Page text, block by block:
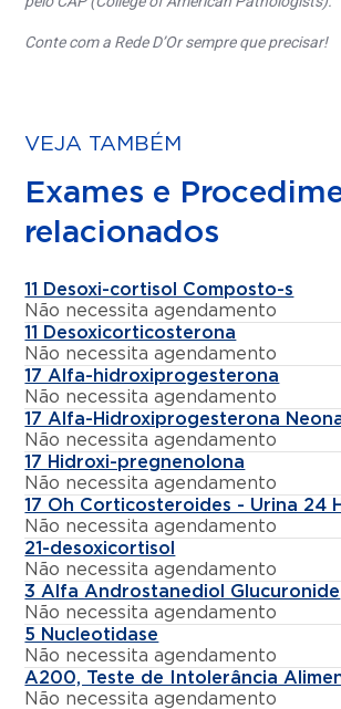
Conte com a Rede D’Or sempre que precisar!
VEJA TAMBÉM
Exames e
relacionados
11 Desoxi-cortisol Composto-s
Não necessita agendamento
11 Desoxicorticosterona
Não necessita agendamento
17 Alfa-hidroxiprogesterona
Não necessita agendamento
17 Alfa-Hidroxiprogesterona
Não necessita agendamento
17 Hidroxi-pregnenolona
Não necessita agendamento
17 Oh Corticosteroides - Urina 24
Não necessita agendamento
21-desoxicortisol
Não necessita agendamento
3 Alfa Androstanediol Glucuronide
Não necessita agendamento
5 Nucleotidase
Não necessita agendamento
A200, Teste de Intolerância
Não necessita agendamento